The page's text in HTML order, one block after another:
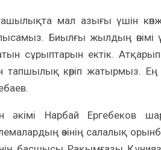
мал азығы үшін
Биылғы жылдың өнімі
сұрыптарын ектік.
тапшылық көріп жатырмыз.
әкімі Нарбай Ергебеков
өзінің салалық